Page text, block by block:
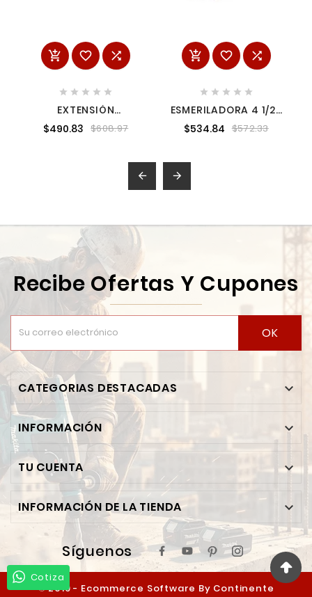
  
    
EXTENSIÓN
ATERRIZADA 10 M
$490.83 $608.97
  
    
ESMERILADORA 4 1/2?
800W GLADIADOR
$534.84 $572.33
 
Recibe Ofertas Y Cupones
OK
CATEGORIAS DESTACADAS 
INFORMACIÓN 
TU CUENTA 
INFORMACIÓN DE LA TIENDA 
Síguenos
© 2019 - Ecommerce Software By Continente
Cotiza